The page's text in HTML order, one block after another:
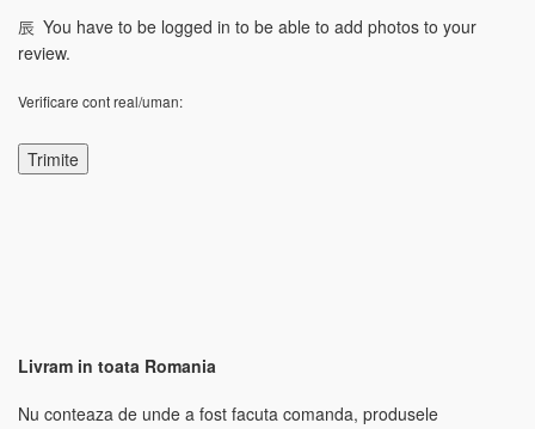
You have to be logged in to be able to add photos to your
review.
Verificare cont real/uman:
Livram in toata Romania
Nu conteaza de unde a fost facuta comanda, produsele